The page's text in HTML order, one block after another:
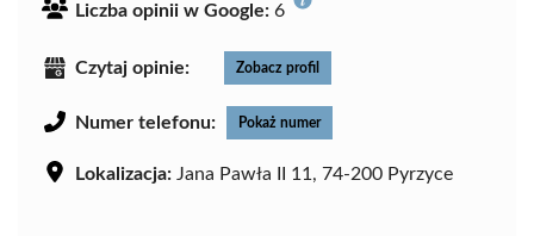
Liczba opinii w Google: 6
Czytaj opinie: Zobacz profil
Numer telefonu: Pokaż numer
Lokalizacja: Jana Pawła II 11, 74-200 Pyrzyce